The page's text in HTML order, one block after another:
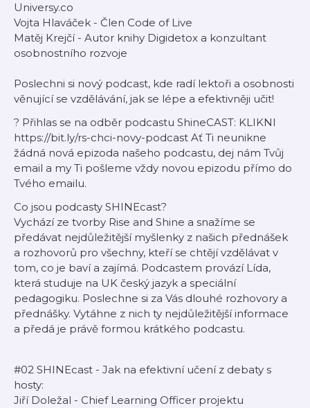
Universy.co
Vojta Hlaváček - Člen Code of Live
Matěj Krejčí - Autor knihy Digidetox a konzultant
osobnostního rozvoje
Poslechni si nový podcast, kde radí lektoři a osobnosti
věnující se vzdělávání, jak se lépe a efektivněji učit!
? Přihlas se na odběr podcastu ShineCAST: KLIKNI
https://bit.ly/rs-chci-novy-podcast Ať Ti neunikne
žádná nová epizoda našeho podcastu, dej nám Tvůj
email a my Ti pošleme vždy novou epizodu přímo do
Tvého emailu.
Co jsou podcasty SHINEcast?
Vychází ze tvorby Rise and Shine a snažíme se
předávat nejdůležitější myšlenky z našich přednášek
a rozhovorů pro všechny, kteří se chtějí vzdělávat v
tom, co je baví a zajímá. Podcastem provází Lída,
která studuje na UK český jazyk a speciální
pedagogiku. Poslechne si za Vás dlouhé rozhovory a
přednášky. Vytáhne z nich ty nejdůležitější informace
a předá je právě formou krátkého podcastu.
#02 SHINEcast - Jak na efektivní učení z debaty s
hosty:
Jiří Doležal - Chief Learning Officer projektu